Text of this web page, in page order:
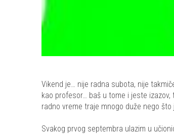
Vikend je… nije radna subota, nije
kao profesor… baš u tome i jeste
radno vreme traje mnogo duže nego što
Svakog prvog septembra ulazim u